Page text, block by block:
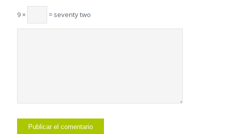
9 × = seventy two